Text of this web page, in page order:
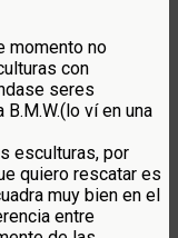
momento no
con
seres
ví en una
esculturas, por
quiero rescatar es
muy bien en el
entre